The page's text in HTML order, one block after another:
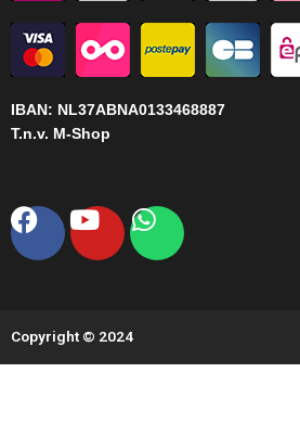
IBAN: NL37ABNA0133468887
T.n.v. M-Shop
Facebook
YoutubeWhatsapp
Copyright © 2024